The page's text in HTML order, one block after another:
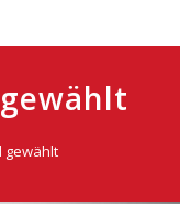
gewählt